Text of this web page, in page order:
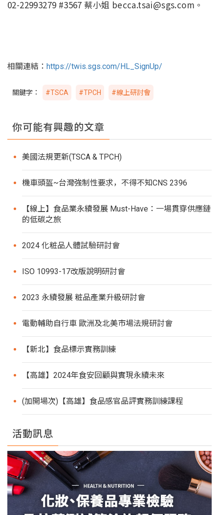
02-22993279 #3567 蔡小姐 becca.tsai@sgs.com。
相關連結： https://twis.sgs.com/HL_SignUp/
關鍵字： #TSCA #TPCH #線上研討會
你可能有興趣的文章
美國法規更新(TSCA & TPCH)
機車頭盔~台灣強制性要求，不得不知CNS 2396
【線上】食品業永續發展 Must-Have：一場貫穿供應鏈
的低碳之旅
2024 化粧品人體試驗研討會
ISO 10993-17改版說明研討會
2023 永續發展 粧品產業升級研討會
電動輔助自行車 歐洲及北美市場法規研討會
【新北】食品標示實務訓練
【高雄】2024年食安回顧與實現永續未來
(加開場次)【高雄】食品感官品評實務訓練課程
活動訊息